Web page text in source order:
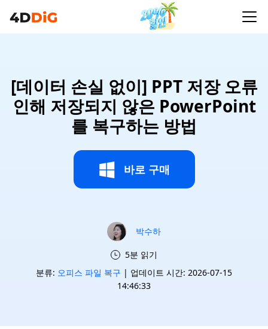
[데이터 손실 없이] PPT 저장 오류
인해 저장되지 않은 PowerPoint
를 복구하는 방법
바로 구매
박수하
5분 읽기
분류: 오피스 파일 복구 | 업데이트 시간: 2026-07-15
14:46:33